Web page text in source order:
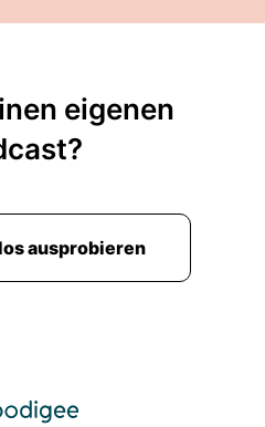
eigenen
ausprobieren